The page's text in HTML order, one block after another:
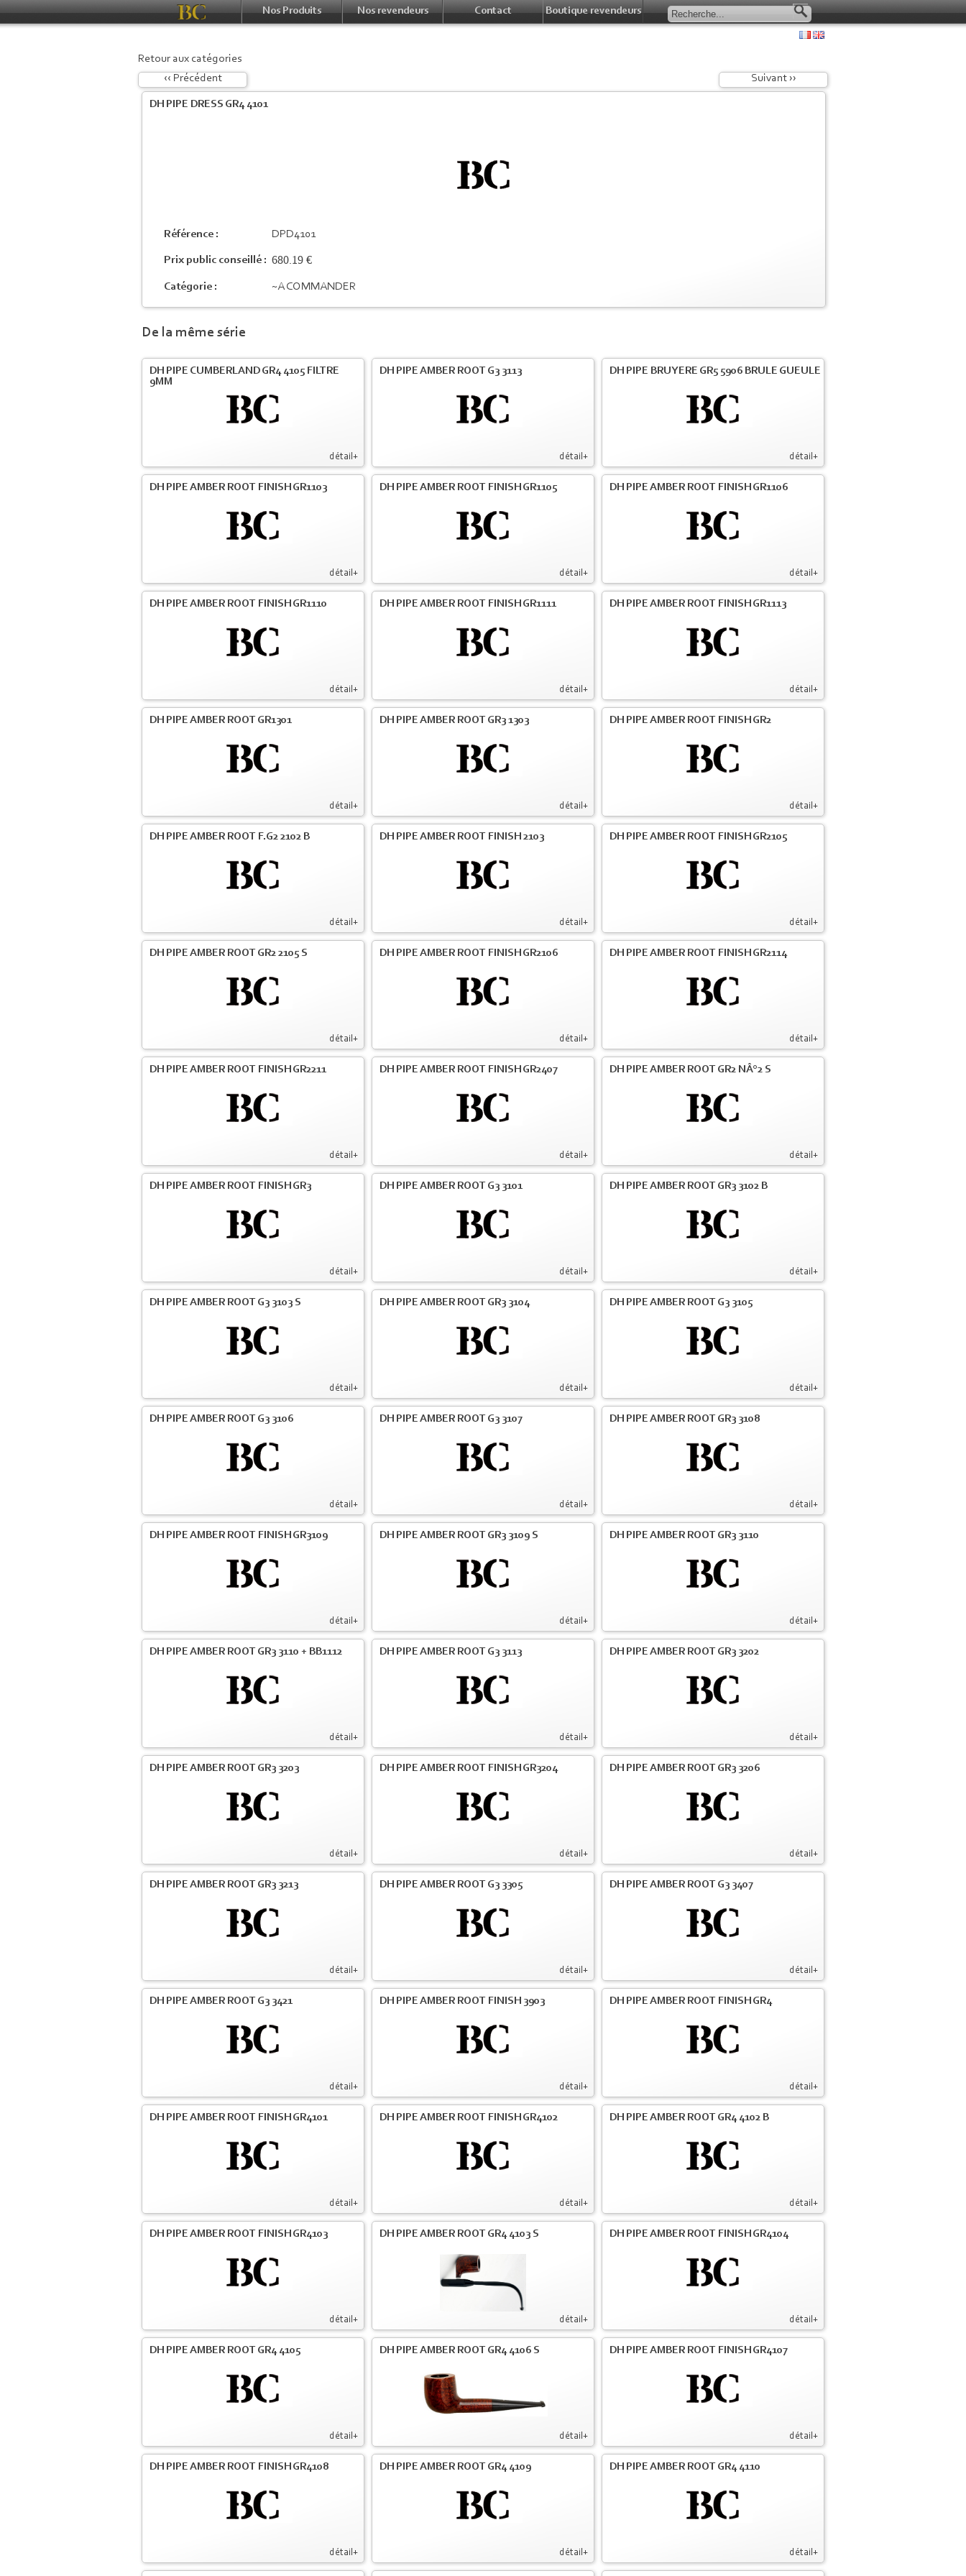
Nos Produits Nos revendeurs Contact Boutique revendeurs
Retour aux catégories
‹‹ Précédent
Suivant ››
DH PIPE DRESS GR4 4101
Référence : DPD4101
Prix public conseillé : 680.19 €
Catégorie : ~A COMMANDER
De la même série
détail+
DH PIPE CUMBERLAND GR4 4105 FILTRE
9MM
détail+
DH PIPE AMBER ROOT G3 3113
détail+
DH PIPE BRUYERE GR5 5906 BRULE GUEULE
détail+
DH PIPE AMBER ROOT FINISH GR1103
détail+
DH PIPE AMBER ROOT FINISH GR1105
détail+
DH PIPE AMBER ROOT FINISH GR1106
détail+
DH PIPE AMBER ROOT FINISH GR1110
détail+
DH PIPE AMBER ROOT FINISH GR1111
détail+
DH PIPE AMBER ROOT FINISH GR1113
détail+
DH PIPE AMBER ROOT GR1301
détail+
DH PIPE AMBER ROOT GR3 1303
détail+
DH PIPE AMBER ROOT FINISH GR2
détail+
DH PIPE AMBER ROOT F.G2 2102 B
détail+
DH PIPE AMBER ROOT FINISH 2103
détail+
DH PIPE AMBER ROOT FINISH GR2105
détail+
DH PIPE AMBER ROOT GR2 2105 S
détail+
DH PIPE AMBER ROOT FINISH GR2106
détail+
DH PIPE AMBER ROOT FINISH GR2114
détail+
DH PIPE AMBER ROOT FINISH GR2211
détail+
DH PIPE AMBER ROOT FINISH GR2407
détail+
DH PIPE AMBER ROOT GR2 NÂ°2 S
détail+
DH PIPE AMBER ROOT FINISH GR3
détail+
DH PIPE AMBER ROOT G3 3101
détail+
DH PIPE AMBER ROOT GR3 3102 B
détail+
DH PIPE AMBER ROOT G3 3103 S
détail+
DH PIPE AMBER ROOT GR3 3104
détail+
DH PIPE AMBER ROOT G3 3105
détail+
DH PIPE AMBER ROOT G3 3106
détail+
DH PIPE AMBER ROOT G3 3107
détail+
DH PIPE AMBER ROOT GR3 3108
détail+
DH PIPE AMBER ROOT FINISH GR3109
détail+
DH PIPE AMBER ROOT GR3 3109 S
détail+
DH PIPE AMBER ROOT GR3 3110
détail+
DH PIPE AMBER ROOT GR3 3110 + BB1112
détail+
DH PIPE AMBER ROOT G3 3113
détail+
DH PIPE AMBER ROOT GR3 3202
détail+
DH PIPE AMBER ROOT GR3 3203
détail+
DH PIPE AMBER ROOT FINISH GR3204
détail+
DH PIPE AMBER ROOT GR3 3206
détail+
DH PIPE AMBER ROOT GR3 3213
détail+
DH PIPE AMBER ROOT G3 3305
détail+
DH PIPE AMBER ROOT G3 3407
détail+
DH PIPE AMBER ROOT G3 3421
détail+
DH PIPE AMBER ROOT FINISH 3903
détail+
DH PIPE AMBER ROOT FINISH GR4
détail+
DH PIPE AMBER ROOT FINISH GR4101
détail+
DH PIPE AMBER ROOT FINISH GR4102
détail+
DH PIPE AMBER ROOT GR4 4102 B
détail+
DH PIPE AMBER ROOT FINISH GR4103
détail+
DH PIPE AMBER ROOT GR4 4103 S
détail+
DH PIPE AMBER ROOT FINISH GR4104
détail+
DH PIPE AMBER ROOT GR4 4105
détail+
DH PIPE AMBER ROOT GR4 4106 S
détail+
DH PIPE AMBER ROOT FINISH GR4107
détail+
DH PIPE AMBER ROOT FINISH GR4108
détail+
DH PIPE AMBER ROOT GR4 4109
détail+
DH PIPE AMBER ROOT GR4 4110